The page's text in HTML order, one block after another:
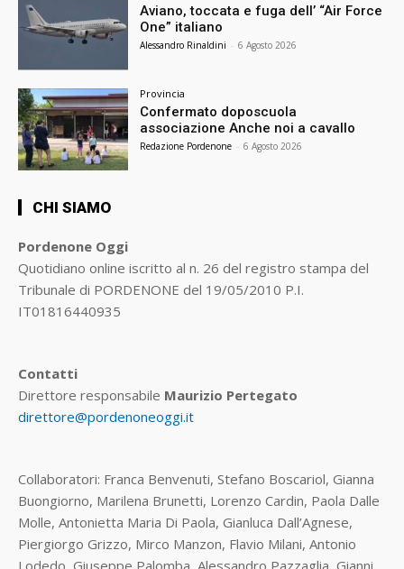
Aviano, toccata e fuga dell’ “Air Force
One” italiano
Alessandro Rinaldini - 6 Agosto 2026
Provincia
Confermato doposcuola
associazione Anche noi a cavallo
Redazione Pordenone - 6 Agosto 2026
CHI SIAMO
Pordenone Oggi
Quotidiano online iscritto al n. 26 del registro stampa del
Tribunale di PORDENONE del 19/05/2010 P.I.
IT01816440935
Contatti
Direttore responsabile Maurizio Pertegato
direttore@pordenoneoggi.it
Collaboratori: Franca Benvenuti, Stefano Boscariol, Gianna
Buongiorno, Marilena Brunetti, Lorenzo Cardin, Paola Dalle
Molle, Antonietta Maria Di Paola, Gianluca Dall’Agnese,
Piergiorgo Grizzo, Mirco Manzon, Flavio Milani, Antonio